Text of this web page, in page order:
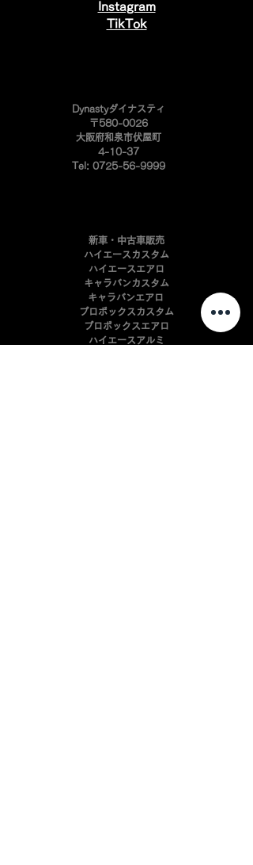
Instagram
​TikTok
​Dynastyダイナスティ
〒580-0026
大阪府和泉市伏屋町
4-10-37
Tel: 0725-56-9999
新車・中古車販売
ハイエースカスタム
ハイエースエアロ
キャラバンカスタム
キャラバンエアロ
プロボックスカスタム
​プロボックスエアロ
ハイエースアルミ